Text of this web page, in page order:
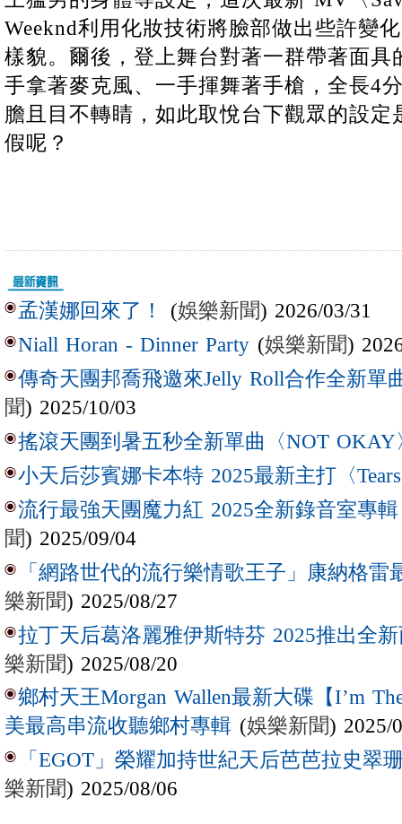
Weeknd利用化妝技術將臉部做出些許變
樣貌。爾後，登上舞台對著一群帶著面具
手拿著麥克風、一手揮舞著手槍，全長4
膽且目不轉睛，如此取悅台下觀眾的設
假呢？
孟漢娜回來了！ (娛樂新聞) 2026/03/31
Niall Horan - Dinner Party (娛樂新聞)
傳奇天團邦喬飛邀來Jelly Roll合作全新單
聞) 2025/10/03
搖滾天團到暑五秒全新單曲〈NOT OKAY
小天后莎賓娜卡本特 2025最新主打〈
流行最強天團魔力紅 2025全新錄音室專
聞) 2025/09/04
「網路世代的流行樂情歌王子」康納格雷
樂新聞) 2025/08/27
拉丁天后葛洛麗雅伊斯特芬 2025推出全新
樂新聞) 2025/08/20
鄉村天王Morgan Wallen最新大碟【I’m
美最高串流收聽鄉村專輯 (娛樂新聞) 2025/
「EGOT」榮耀加持世紀天后芭芭拉史翠
樂新聞) 2025/08/06